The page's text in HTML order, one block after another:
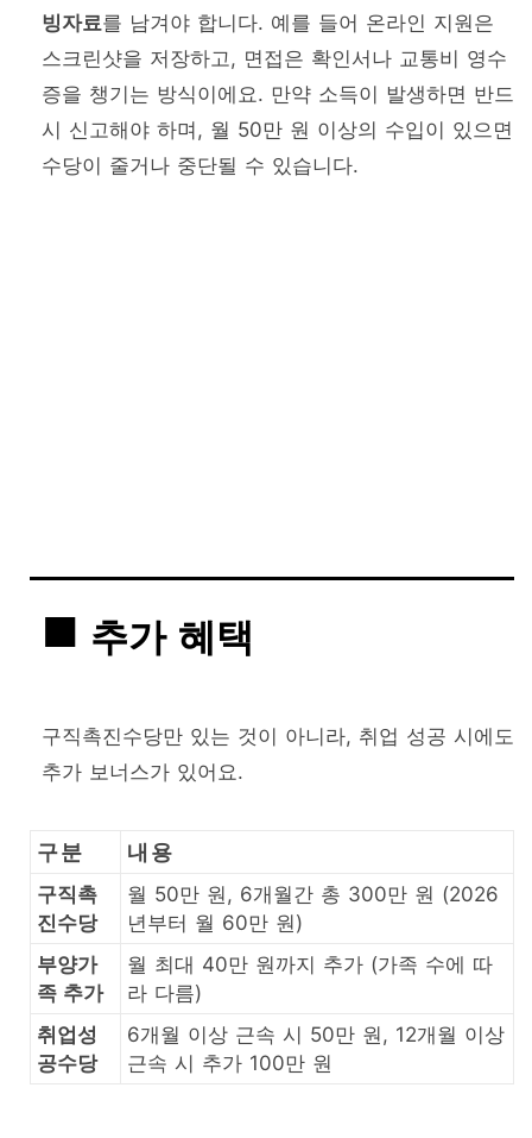
빙자료를 남겨야 합니다. 예를 들어 온라인 지원은
스크린샷을 저장하고, 면접은 확인서나 교통비 영수
증을 챙기는 방식이에요. 만약 소득이 발생하면 반드
시 신고해야 하며, 월 50만 원 이상의 수입이 있으면
수당이 줄거나 중단될 수 있습니다.
추가 혜택
구직촉진수당만 있는 것이 아니라, 취업 성공 시에도
추가 보너스가 있어요.
구분 내용
구직촉
진수당
월 50만 원, 6개월간 총 300만 원 (2026
년부터 월 60만 원)
부양가
족 추가
월 최대 40만 원까지 추가 (가족 수에 따
라 다름)
취업성
공수당
6개월 이상 근속 시 50만 원, 12개월 이상
근속 시 추가 100만 원